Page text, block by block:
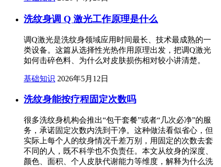
洗纹身调 Q 激光工作原理是什么
调Q激光是洗纹身领域应用时间最长、技术最成熟的一
类设备。这篇从选择性光热作用原理出发，把调Q激光
如何击碎色料、为什么对皮肤损伤相对较小讲清楚。
基础知识 2026年5月12日
洗纹身能按疗程固定次数吗
很多洗纹身机构会推出“包干套餐”或者“几次必净”的服
务，承诺固定次数内洗到干净。这种做法看似省心，但
实际上每个人的纹身情况千差万别，用固定的次数去套
不同的人，既不科学也不负责任。本文从纹身的深度、
颜色、面积、个人皮肤代谢能力等维度，解释为什么洗